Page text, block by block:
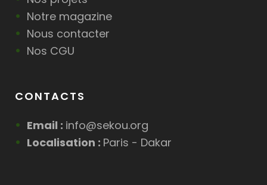
Notre magazine
Nous contacter
Nos CGU
CONTACTS
Email : info@sekou.org
Localisation : Paris - Dakar